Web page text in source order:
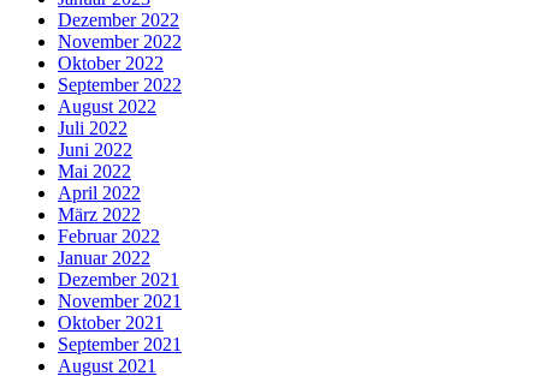
Dezember 2022
November 2022
Oktober 2022
September 2022
August 2022
Juli 2022
Juni 2022
Mai 2022
April 2022
März 2022
Februar 2022
Januar 2022
Dezember 2021
November 2021
Oktober 2021
September 2021
August 2021